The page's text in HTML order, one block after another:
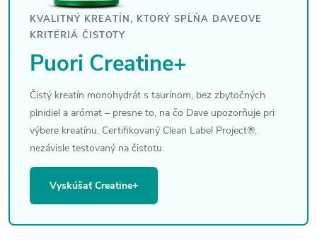
KVALITNÝ KREATÍN, KTORÝ SPĹŇA DAVEOVE
KRITÉRIÁ ČISTOTY
Puori Creatine+
Čistý kreatín monohydrát s taurínom, bez zbytočných
plnidiel a arómat – presne to, na čo Dave upozorňuje pri
výbere kreatínu. Certifikovaný Clean Label Project®,
nezávisle testovaný na čistotu.
Vyskúšať Creatine+